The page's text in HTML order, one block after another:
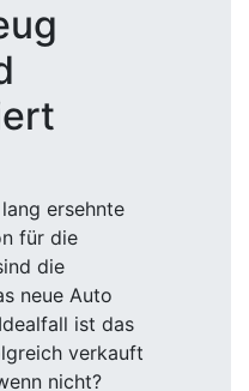
ersehnte
für die
die
neue Auto
ist das
verkauft
nicht?